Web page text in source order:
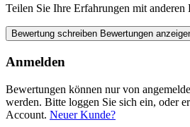
Teilen Sie Ihre Erfahrungen mit anderen
Bewertung schreiben Bewertungen
Anmelden
Bewertungen können nur von
werden. Bitte loggen Sie sich ein, oder
Account. Neuer Kunde?